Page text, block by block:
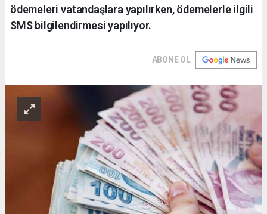
ödemeleri vatandaşlara yapılırken, ödemelerle ilgili
SMS bilgilendirmesi yapılıyor.
ABONE OL